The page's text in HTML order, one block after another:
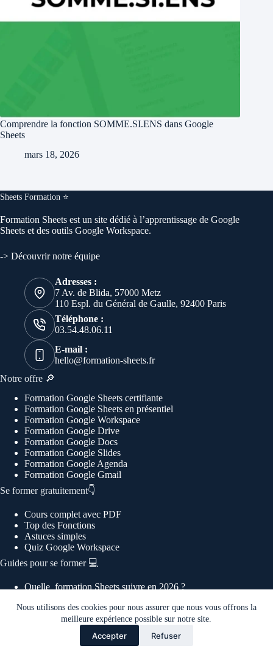
Nous utilisons des cookies pour nous assurer que nous vous offrons la
meilleure expérience possible sur notre site.
Accepter Refuser
Comprendre la fonction SOMME.SI.ENS dans Google
Sheets
mars 18, 2026
Sheets Formation ⭐️
Formation Sheets est un site dédié à l’apprentissage de Google
Sheets et des outils Google Workspace.
-> Découvrir notre équipe
Adresses :
7 Av. de Blida, 57000 Metz
110 Espl. du Général de Gaulle, 92400 Paris
Téléphone :
03.54.48.06.11
E-mail :
hello@formation-sheets.fr
Notre offre 🔎
Formation Google Sheets certifiante
Formation Google Sheets en présentiel
Formation Google Workspace
Formation Google Drive
Formation Google Docs
Formation Google Slides
Formation Google Agenda
Formation Google Gmail
Se former gratuitement👇
Cours complet avec PDF
Top des Fonctions
Astuces simples
Quiz Google Workspace
Guides pour se former 💻
Quelle formation Sheets suivre en 2026 ?
Quelle Certification Google Sheets suivre ?
Quelle Formation Excel suire en 2026 ?
est une marque appartenant à la société
Morpheus Formation, organisme de formation certifié